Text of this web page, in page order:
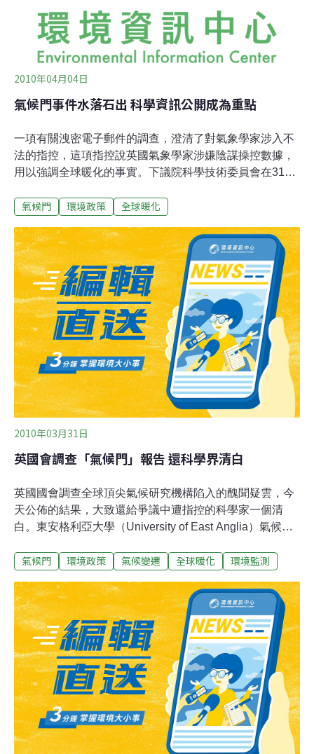
同意見，我們大致能確定，絕大部分的專家
2010年04月04日
氣候門事件水落石出 科學資訊公開成為重點
一項有關洩密電子郵件的調查，澄清了對氣象學家涉入不
法的指控，這項指控說英國氣象學家涉嫌陰謀操控數據，
用以強調全球暖化的事實。下議院科學技術委員會在31日
UEA)氣候研究中心(Climatic Research Unit, CRU)所揭露
但沒有事實根據，也沒有企圖對部分科學家產生誤導。該
委員會表示，調查結果沒有理由對政府首席科學顧問貝丁
頓教授(Professor John Beddington)所表達的科學共識提
出質疑，也就是全球暖化正在發生，(而且)是由人類活動
所引起的。CRU的前主任瓊斯教授(Professor Phil Jones)
於2009年11月下台，所引起的風波使得本案以及其他幾個
調查案，成為了所謂的氣象門事件(Climategate)。整件事
起因
氣候門 環境政策 全球暖化
2010年03月31日
英國會調查「氣候門」報告 還科學界清白
英國國會調查全球頂尖氣候研究機構陷入的醜聞疑雲，今
天公佈的結果，大致還給爭議中遭指控的科學家一個清
白。東安格利亞大學（University of East Anglia）氣候研
上網路後，這個由瓊斯（Phil Jones）領導的單位就成為
年12月聯合國氣候會議前、誇大全球暖化的現象。 但國會
調查卻判定，瓊斯與全體研究小組並未不誠實。這起調查
是爭議爆發後的首例。下議院的科學科技委員會針對氣候
資料外洩的報告指出：「對瓊斯教授與氣候研究小組的關
注大多不當。」「有關瓊斯教授涉嫌拒絕公開原始數據與
電腦密碼，委員會認為，他的行為符合氣候科學界的一般
做法。」不過委員會也呼籲氣候學家採取更透明的作業方
式，公佈原始數據以及工作細節。
氣候門 環境政策 氣候變遷 全球暖化 環境監測